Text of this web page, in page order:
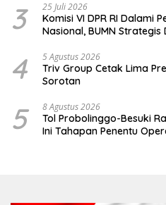
3 25 Juli 2026
Komisi VI DPR RI Dalami
Nasional, BUMN
4 5 Agustus 2026
Triv Group Cetak Lima
Sorotan
5 8 Agustus 2026
Tol Probolinggo-Besuki
Ini Tahapan Penentu